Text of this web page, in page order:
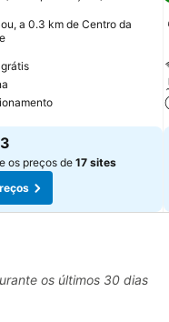
a 0.3 km de Centro da
os preços de 17 sites
os últimos 30 dias